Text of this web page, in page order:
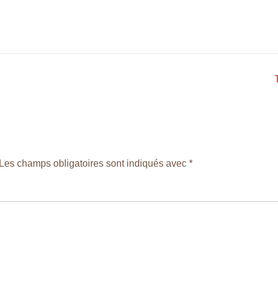
Les champs obligatoires sont indiqués avec *